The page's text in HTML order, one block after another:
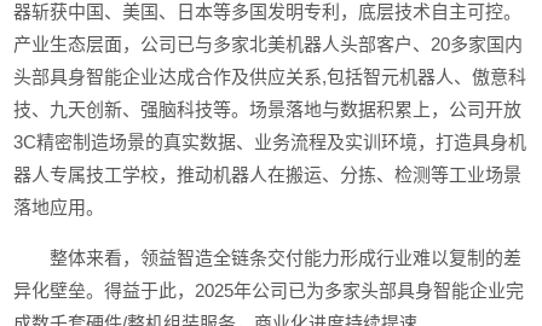
器斩获中国、美国、日本等多国发明专利，底层技术自主可控。
产业生态层面，公司已与多家北美机器人头部客户、20多家国内
头部具身智能企业达成合作及供应关系,包括智元机器人、傲意科
技、九天创新、强脑科技等。场景落地与数据积累上，公司开放
3C精密制造场景的真实数据、业务流程及实训环境，打造具身机
器人专属技工学校，推动机器人在搬运、分拣、检测等工业场景
落地应用。
整体来看，领益智造全链条交付能力形成行业难以复制的差
异化壁垒。得益于此，2025年公司已为多家头部具身智能企业完